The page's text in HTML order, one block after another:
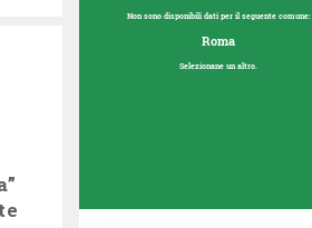
Non sono disponibili dati per il seguente comune:
Roma
Selezionane un altro.